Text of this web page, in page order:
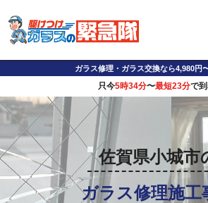
ガラス修理・ガラス交換なら4,980円
只今5時34分〜最短23分で
佐賀県小城市
ガラス修理施工